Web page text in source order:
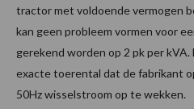
tractor met voldoende vermogen
kan geen probleem vormen voor
gerekend worden op 2 pk per
exacte toerental dat de fabrikant
50Hz wisselstroom op te wekken.